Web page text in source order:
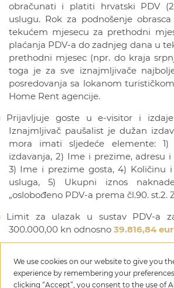
obračunati i platiti hrvatski PDV
uslugu. Rok za podnošenje
tekućem mjesecu za prethodni
plaćanja PDV-a do zadnjeg dana u
prethodni mjesec (npr. do kraja
toga je za sve iznajmljivače
posredovanja sa lokanom
Home Rent agencije.
Prijavljuje goste u e-visitor i
Iznajmljivač paušalist je dužan
mora imati sljedeće elemente:
izdavanja, 2) Ime i prezime, adresu
3) Ime i prezime gosta, 4) Količinu i
usluga, 5) Ukupni iznos
„oslobođeno PDV-a prema čl.90. st.2.
Limit za ulazak u sustav PDV-a
300.000,00 kn odnosno 39.816,84 eur
Iznajmljivači – obveznici vođenja
We use cookies on our website to give you
experience by remembering your
clicking “Accept”, you consent to the use of